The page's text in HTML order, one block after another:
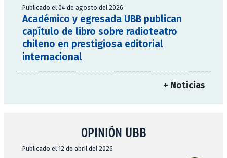
Publicado el 04 de agosto del 2026
Académico y egresada UBB publican
capítulo de libro sobre radioteatro
chileno en prestigiosa editorial
internacional
+ Noticias
OPINIÓN UBB
Publicado el 12 de abril del 2026